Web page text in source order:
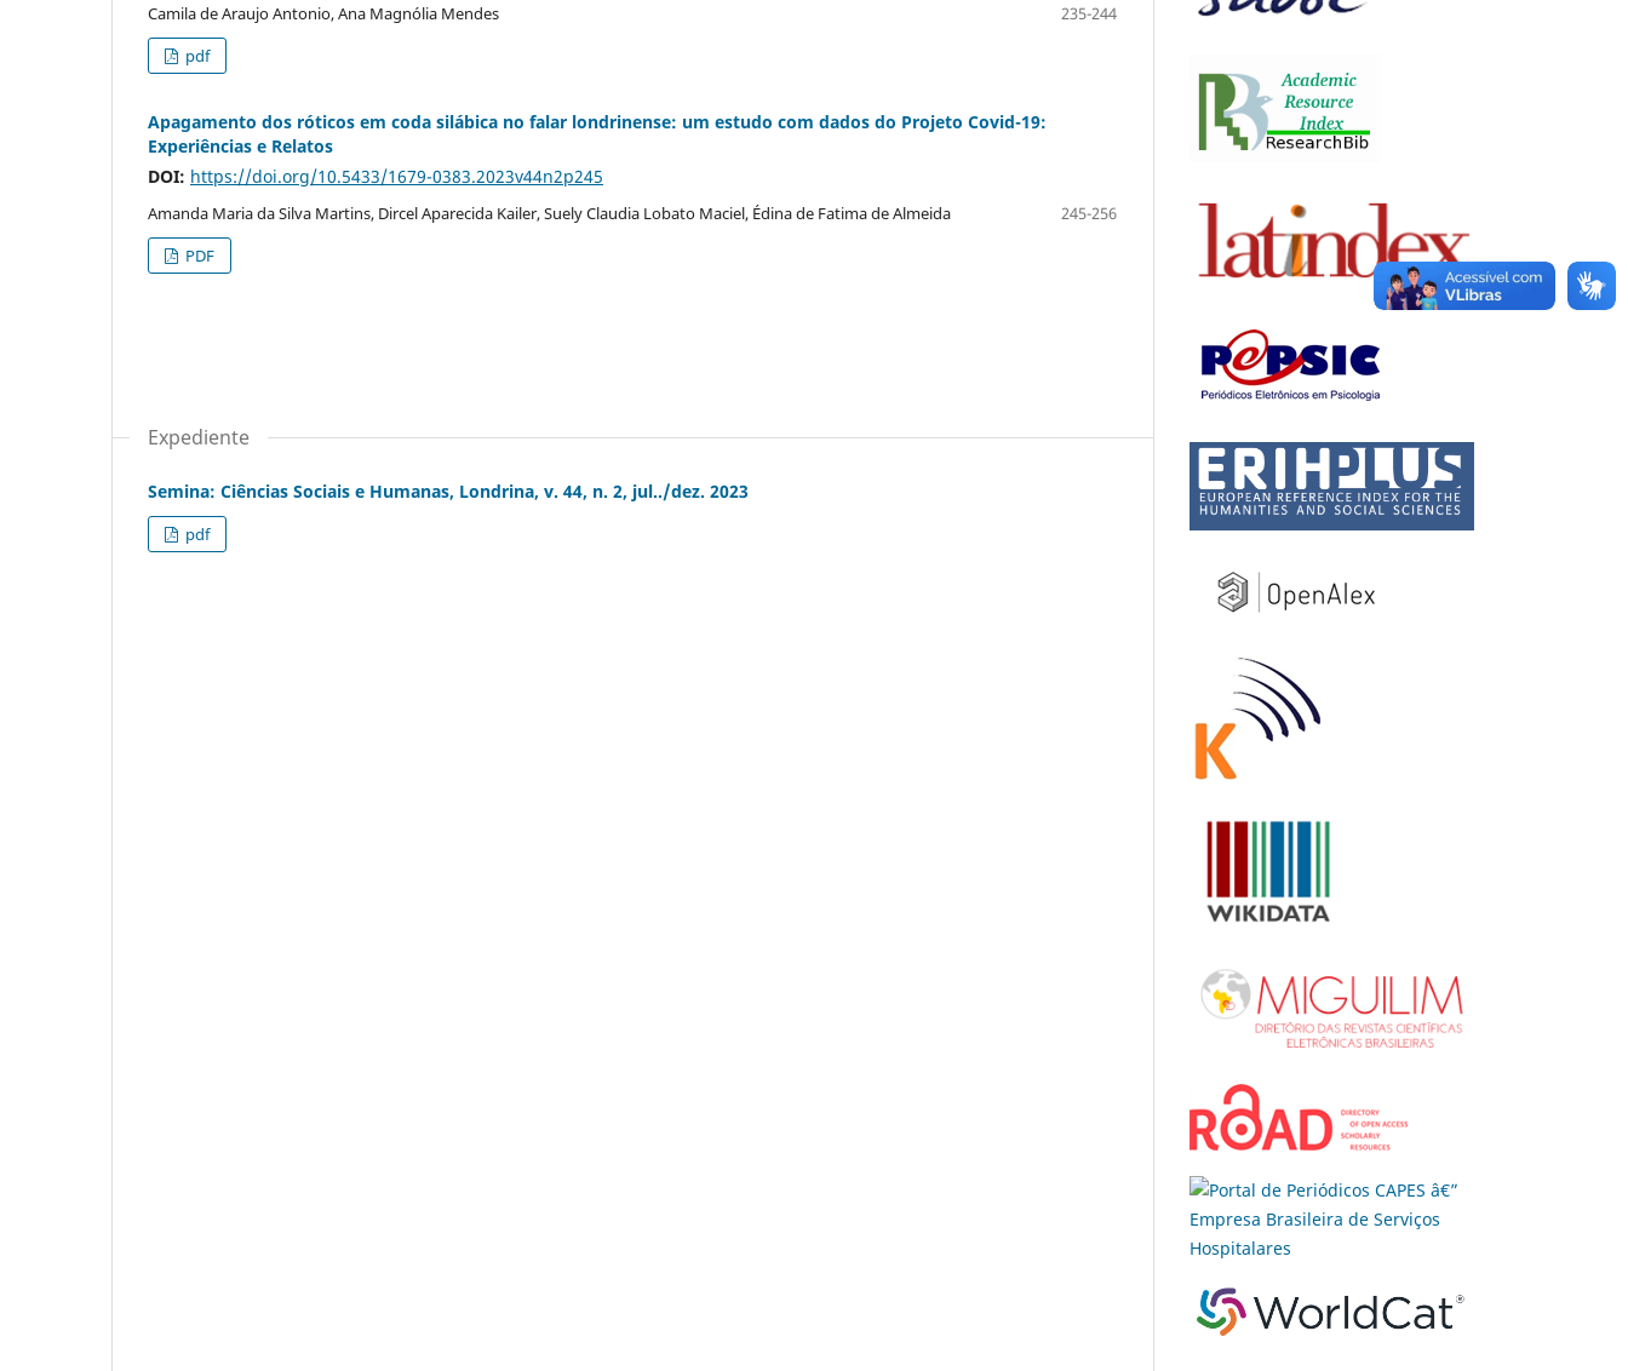
Camila de Araujo Antonio, Ana Magnólia Mendes
235-244
pdf
Apagamento dos róticos em coda silábica no falar londrinense: um estudo com dados do Projeto Covid-19:
Experiências e Relatos
DOI: https://doi.org/10.5433/1679-0383.2023v44n2p245
Amanda Maria da Silva Martins, Dircel Aparecida Kailer, Suely Claudia Lobato Maciel, Édina de Fatima de Almeida
245-256
PDF
Expediente
Semina: Ciências Sociais e Humanas, Londrina, v. 44, n. 2, jul../dez. 2023
pdf